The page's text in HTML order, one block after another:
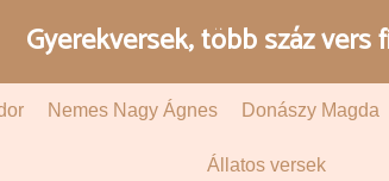
Gyerekversek, több száz vers
Nemes Nagy Ágnes Donászy Magda
Állatos versek